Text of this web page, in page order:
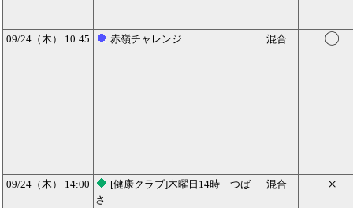
09/24（木） 10:45 赤嶺チャレンジ 混合 〇
09/24（木） 14:00
[健康クラブ]木曜日14時 つば
さ
混合 ×